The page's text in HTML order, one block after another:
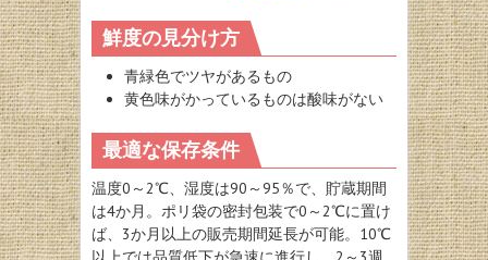
鮮度の見分け方
青緑色でツヤがあるもの
黄色味がかっているものは酸味がない
最適な保存条件
温度0～2℃、湿度は90～95％で、貯蔵期間
は4か月。ポリ袋の密封包装で0～2℃に置け
ば、3か月以上の販売期間延長が可能。10℃